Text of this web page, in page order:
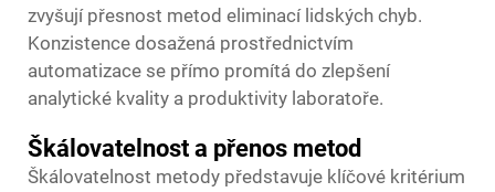
zvyšují přesnost metod eliminací lidských chyb.
Konzistence dosažená prostřednictvím
automatizace se přímo promítá do zlepšení
analytické kvality a produktivity laboratoře.
Škálovatelnost a přenos metod
Škálovatelnost metody představuje klíčové kritérium